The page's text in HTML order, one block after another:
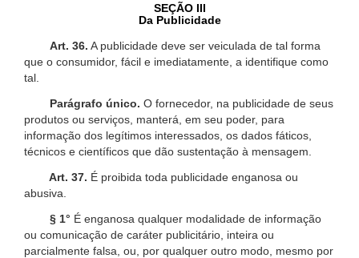
SEÇÃO III
Da Publicidade
Art. 36. A publicidade deve ser veiculada de tal forma
que o consumidor, fácil e imediatamente, a identifique como
tal.
Parágrafo único. O fornecedor, na publicidade de seus
produtos ou serviços, manterá, em seu poder, para
informação dos legítimos interessados, os dados fáticos,
técnicos e científicos que dão sustentação à mensagem.
Art. 37. É proibida toda publicidade enganosa ou
abusiva.
§ 1° É enganosa qualquer modalidade de informação
ou comunicação de caráter publicitário, inteira ou
parcialmente falsa, ou, por qualquer outro modo, mesmo por